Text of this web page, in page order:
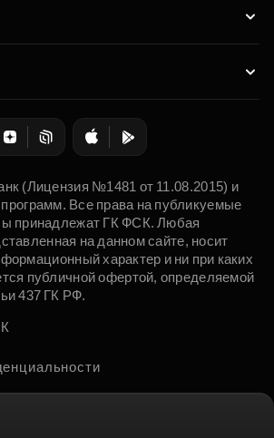
(Лицензия №1481 от 11.08.2015) и
Все права на публикуемые
принадлежат ГК ФСК. Любая
на данном сайте, носит
характер и ни при каких
публичной офертой, определяемой
437 ГК РФ.